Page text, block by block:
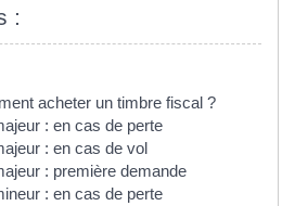
:
acheter un timbre fiscal ?
: en cas de perte
: en cas de vol
: première demande
: en cas de perte